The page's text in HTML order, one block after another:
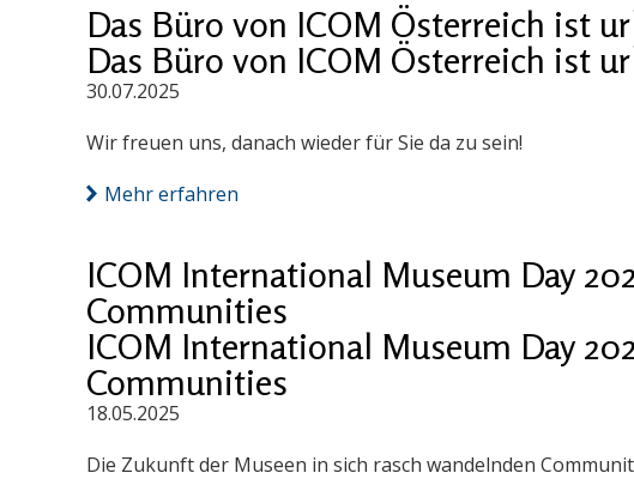
Das Büro von ICOM Österreich ist
Das Büro von ICOM Österreich ist
30.07.2025
Wir freuen uns, danach wieder für Sie da zu sein!
Mehr erfahren
ICOM International Museum Day
Communities
ICOM International Museum Day
Communities
18.05.2025
Die Zukunft der Museen in sich rasch wandelnden